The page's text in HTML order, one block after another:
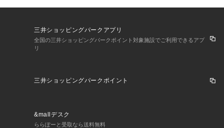
三井ショッピングパークアプリ
全国の三井ショッピングパークポイント対象施設でご利用できるアプ
リ
三井ショッピングパークポイント
&mallデスク
ららぽーと受取なら送料無料